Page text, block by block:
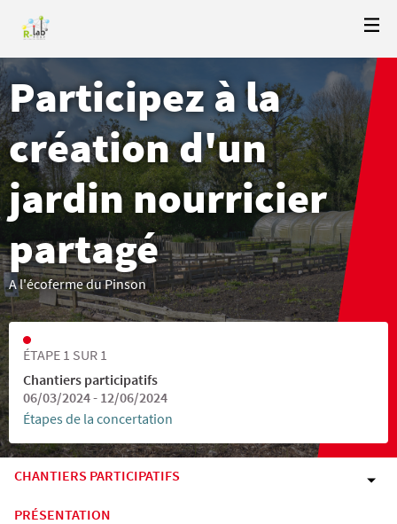
Participez à la
création d'un
jardin nourricier
partagé
A l'écoferme du Pinson
ÉTAPE 1 SUR 1
Chantiers participatifs
06/03/2024 - 12/06/2024
Étapes de la concertation
CHANTIERS PARTICIPATIFS
PRÉSENTATION